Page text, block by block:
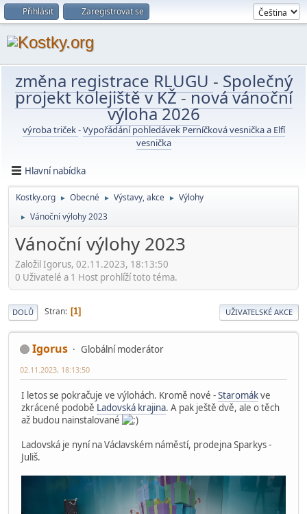
Přihlásit Zaregistrovat se
změna registrace RLUGU - Společný
projekt kolejiště v KŽ-nová vánoční
výloha 2026
výroba triček-Vypořádání pohledávek Perníčková vesnička a Elfí
vesnička
Hlavní nabídka
Kostky.org ► Obecné ► Výstavy, akce ► Výlohy
► Vánoční výlohy 2023
Vánoční výlohy 2023
Založil Igorus, 02.11.2023, 18:13:50
0 Uživatelé a 1 Host prohlíží toto téma.
DOLŮ Stran 1 UŽIVATELSKÉ AKCE
Igorus Globální moderátor
02.11.2023, 18:13:50
I letos se pokračuje ve výlohách. Kromě nové -Staromákve
zkrácené podobě Ladovská krajina. A pak ještě dvě, ale o těch
až budou nainstalované
Ladovská je nyní na Václavském náměstí, prodejna Sparkys -
Juliš.